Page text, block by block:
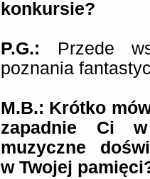
konkursie?
P.G.: Przede
poznania
M.B.: Krótko
zapadnie Ci
muzyczne
w Twojej